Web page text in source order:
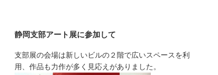
静岡支部アート展に参加して
支部展の会場は新しいビルの２階で広いスペースを利
用、作品も力作が多く見応えがありました。